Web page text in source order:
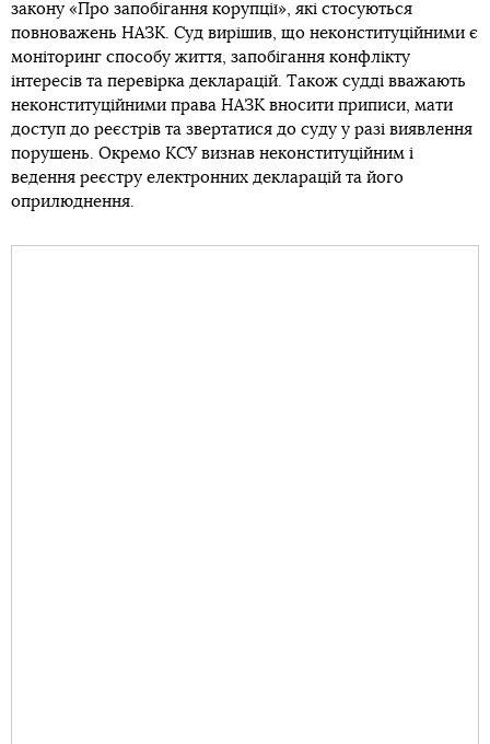
закону «Про запобігання корупції», які стосуються
повноважень НАЗК. Суд вирішив, що неконституційними є
моніторинг способу життя, запобігання конфлікту
інтересів та перевірка декларацій. Також судді вважають
неконституційними права НАЗК вносити приписи, мати
доступ до реєстрів та звертатися до суду у разі виявлення
порушень. Окремо КСУ визнав неконституційним і
ведення реєстру електронних декларацій та його
оприлюднення.